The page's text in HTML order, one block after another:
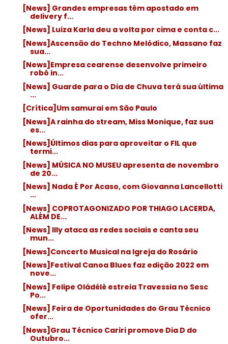
[News] Grandes empresas têm apostado em
delivery f...
[News] Luiza Karla deu a volta por cima e conta c...
[News]Ascensão do Techno Melódico, Massano faz
sua...
[News]Empresa cearense desenvolve primeiro
robô in...
[News] Guarde para o Dia de Chuva terá sua última
...
[Crítica]Um samurai em São Paulo
[News]A rainha do stream, Miss Monique, faz sua
es...
[News]Últimos dias para aproveitar o FIL que
termi...
[News] MÚSICA NO MUSEU apresenta de novembro
de 20...
[News] Nada É Por Acaso, com Giovanna Lancellotti
...
[News] COPROTAGONIZADO POR THIAGO LACERDA,
ALÉM DE...
[News] Illy ataca as redes sociais e canta seu
mun...
[News]Concerto Musical na Igreja do Rosário
[News]Festival Canoa Blues faz edição 2022 em
nove...
[News] Felipe Oládélè estreia Travessia no Sesc
Po...
[News] Feira de Oportunidades do Grau Técnico
ofer...
[News]Grau Técnico Cariri promove Dia D do
Outubro...